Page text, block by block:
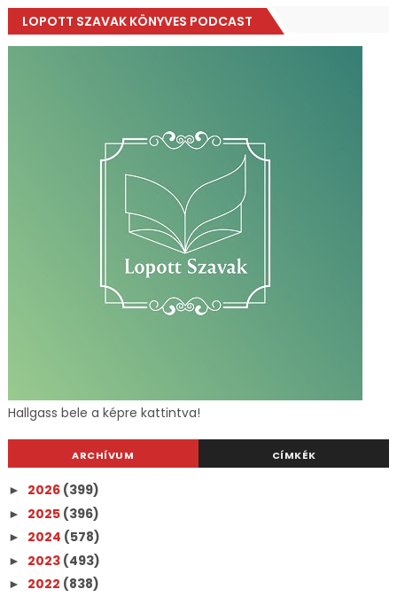
LOPOTT SZAVAK KÖNYVES PODCAST
Hallgass bele a képre kattintva!
ARCHÍVUM CÍMKÉK
► 2026 (399)
► 2025 (396)
► 2024 (578)
► 2023 (493)
► 2022 (838)